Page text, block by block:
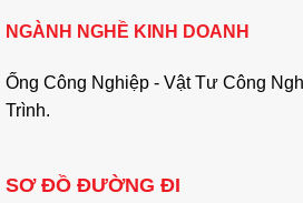
NGÀNH NGHỀ KINH DOANH
Ống Công Nghiệp - Vật Tư Công
Trình.
SƠ ĐỒ ĐƯỜNG ĐI